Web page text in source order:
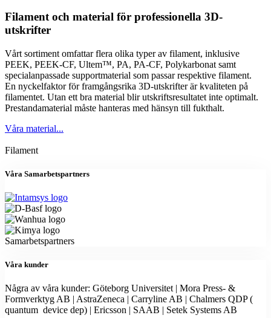
Filament och material för professionella 3D-
utskrifter
Vårt sortiment omfattar flera olika typer av filament, inklusive
PEEK, PEEK-CF, Ultem™, PA, PA-CF, Polykarbonat samt
specialanpassade supportmaterial som passar respektive filament.
En nyckelfaktor för framgångsrika 3D-utskrifter är kvaliteten på
filamentet. Utan ett bra material blir utskriftsresultatet inte optimalt.
Prestandamaterial måste hanteras med hänsyn till fukthalt.
Våra material...
Filament
Våra Samarbetspartners
Samarbetspartners
Våra kunder
Några av våra kunder: Göteborg Universitet | Mora Press- &
Formverktyg AB | AstraZeneca | Carryline AB | Chalmers QDP (
quantum device dep) | Ericsson | SAAB | Setek Systems AB